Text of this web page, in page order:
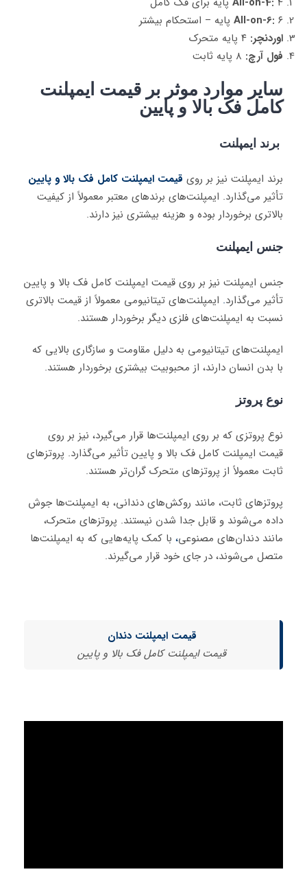
All-on-6: ۶ پایه – استحکام بیشتر
اوردنچر:
فول آرچ:
سایر موارد موثر بر قیمت ایمپلنت
کامل فک بالا و پایین
برند ایمپلنت
برند ایمپلنت نیز بر روی قیمت ایمپلنت کامل فک بالا و پایین
تأثیر می‌گذارد. ایمپلنت‌های برندهای معتبر معمولاً از کیفیت
بالاتری برخوردار بوده و هزینه بیشتری نیز دارند.
جنس ایمپلنت
جنس ایمپلنت نیز بر روی قیمت ایمپلنت کامل فک بالا و پایین
تأثیر می‌گذارد. ایمپلنت‌های تیتانیومی معمولاً از قیمت بالاتری
نسبت به ایمپلنت‌های فلزی دیگر برخوردار هستند.
ایمپلنت‌های تیتانیومی به دلیل مقاومت و سازگاری بالایی که
با بدن انسان دارند، از محبوبیت بیشتری برخوردار هستند.
نوع پروتز
نوع پروتزی که بر روی ایمپلنت‌ها قرار می‌گیرد، نیز بر روی
قیمت ایمپلنت کامل فک بالا و پایین تأثیر می‌گذارد. پروتزهای
ثابت معمولاً از پروتزهای متحرک گران‌تر هستند.
پروتزهای ثابت، مانند روکش‌های دندانی، به ایمپلنت‌ها جوش
داده می‌شوند و قابل جدا شدن نیستند. پروتزهای متحرک،
مانند دندان‌های مصنوعی، با کمک پایه‌هایی که به ایمپلنت‌ها
متصل می‌شوند، در جای خود قرار می‌گیرند.
قیمت ایمپلنت دندان
قیمت ایمپلنت کامل فک بالا و پایین